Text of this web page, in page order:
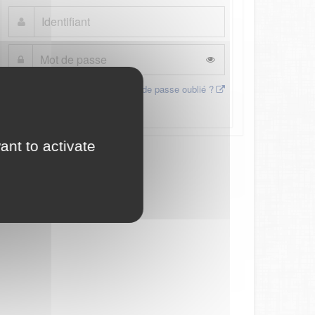
to activate
Mot de passe oublié ?